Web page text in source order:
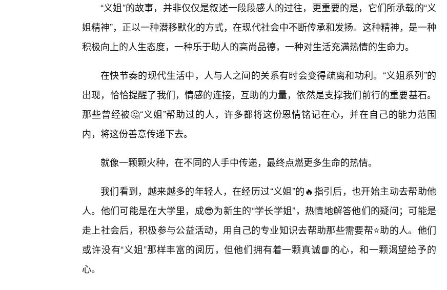
“义姐”的故事，并非仅仅是叙述一段段感人的过往，更重要的是，它们所承载的“义
姐精神”，正以一种潜移默化的方式，在现代社会中不断传承和发扬。这种精神，是一种
积极向上的人生态度，一种乐于助人的高尚品德，一种对生活充满热情的生命力。
在快节奏的现代生活中，人与人之间的关系有时会变得疏离和功利。“义姐系列”的
出现，恰恰提醒了我们，情感的连接，互助的力量，依然是支撑我们前行的重要基石。
那些曾经被🤔“义姐”帮助过的人，许多都将这份恩情铭记在心，并在自己的能力范围
内，将这份善意传递下去。
就像一颗颗火种，在不同的人手中传递，最终点燃更多生命的热情。
我们看到，越来越多的年轻人，在经历过“义姐”的🔥指引后，也开始主动去帮助他
人。他们可能是在大学里，成😎为新生的“学长学姐”，热情地解答他们的疑问；可能是
走上社会后，积极参与公益活动，用自己的专业知识去帮助那些需要帮⭐助的人。他们
或许没有“义姐”那样丰富的阅历，但他们拥有着一颗真诚📘的心，和一颗渴望给予的
心。